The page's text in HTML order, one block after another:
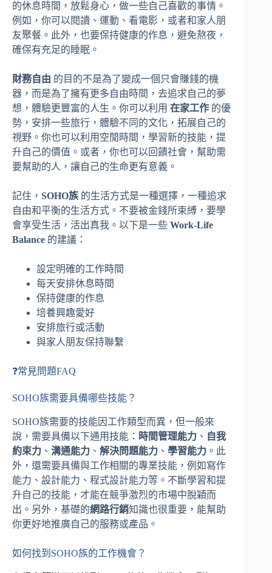
的休息時間，放鬆身心，做一些自己喜歡的事情。
例如，你可以閱讀、運動、看電影，或者和家人朋
友聚餐。此外，也要保持健康的作息，避免熬夜，
確保有充足的睡眠。
財務自由 的目的不是為了變成一個只會賺錢的機
器，而是為了擁有更多自由時間，去追求自己的夢
想，體驗更豐富的人生。你可以利用 在家工作 的優
勢，安排一些旅行，體驗不同的文化，拓展自己的
視野。你也可以利用空閒時間，學習新的技能，提
升自己的價值。或者，你也可以回饋社會，幫助需
要幫助的人，讓自己的生命更有意義。
記住， SOHO族 的生活方式是一種選擇，一種追求
自由和平衡的生活方式。不要被金錢所束縛，要學
會享受生活，活出真我。以下是一些 Work-Life
Balance 的建議：
設定明確的工作時間
每天安排休息時間
保持健康的作息
培養興趣愛好
安排旅行或活動
與家人朋友保持聯繫
❓常見問題FAQ
SOHO族需要具備哪些技能？
SOHO族需要的技能因工作類型而異，但一般來
說，需要具備以下通用技能： 時間管理能力 、 自我
約束力 、 溝通能力 、 解決問題能力 、 學習能力 。此
外，還需要具備與工作相關的專業技能，例如寫作
能力、設計能力、程式設計能力等。不斷學習和提
升自己的技能，才能在競爭激烈的市場中脫穎而
出。另外，基礎的網路行銷知識也很重要，能幫助
你更好地推廣自己的服務或產品。
如何找到SOHO族的工作機會？